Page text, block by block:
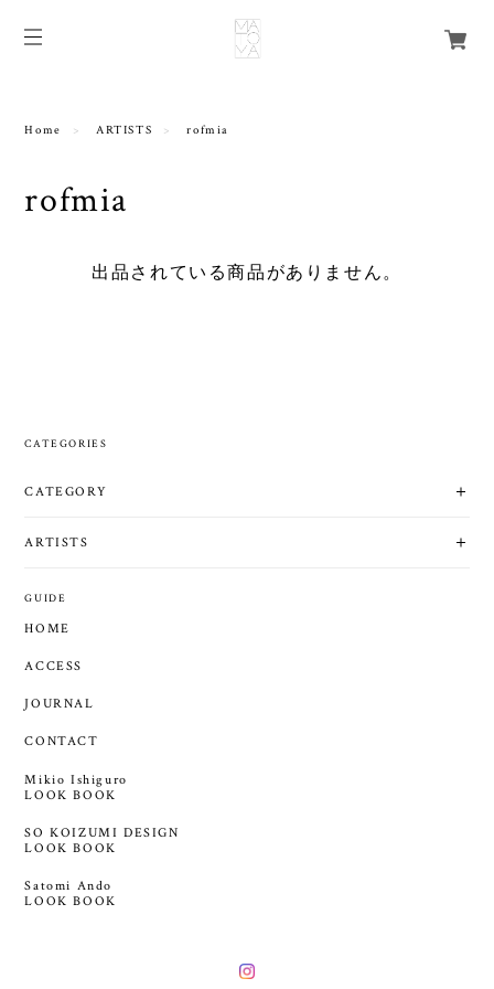
Home ARTISTS rofmia
rofmia
出品されている商品がありません。
CATEGORIES
CATEGORY
ARTISTS
GUIDE
HOME
ACCESS
JOURNAL
CONTACT
Mikio Ishiguro
LOOK BOOK
SO KOIZUMI DESIGN
LOOK BOOK
Satomi Ando
LOOK BOOK